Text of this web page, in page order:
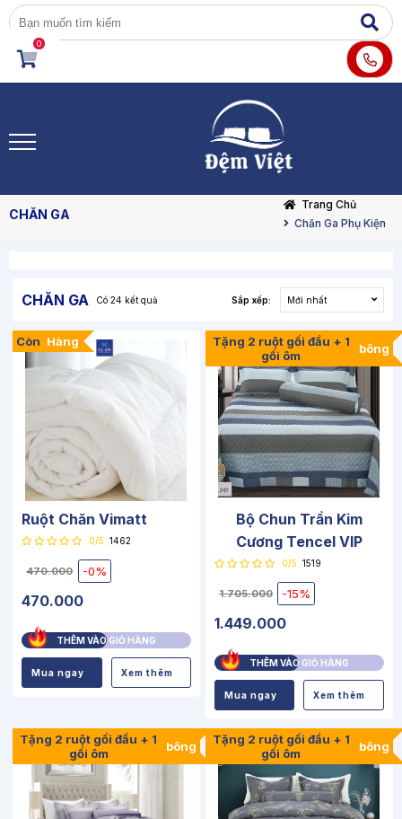
0
CHĂN GA
Trang Chủ
Chăn Ga Phụ Kiện
CHĂN GA Có24 kết quả Sắp xếp: Mới nhất
Còn Hàng
Ruột Chăn Vimatt
0/5 1462
470.000 -0%
470.000
THÊM VÀO GIỎ HÀNG
Mua ngay Xem thêm
Tặng 2 ruột gối đầu + 1
gối ôm
bông
Bộ Chun Trần Kim
Cương Tencel VIP
0/5 1519
1.705.000 -15%
1.449.000
THÊM VÀO GIỎ HÀNG
Mua ngay Xem thêm
Tặng 2 ruột gối đầu + 1
gối ôm
bông
Tặng 2 ruột gối đầu + 1
gối ôm
bông